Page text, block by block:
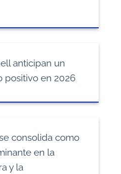
anticipan un
positivo en 2026
consolida como
en la
y la